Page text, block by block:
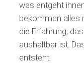
was entgeht
bekommen alles
die Erfahrung,
aushaltbar ist.
entsteht.